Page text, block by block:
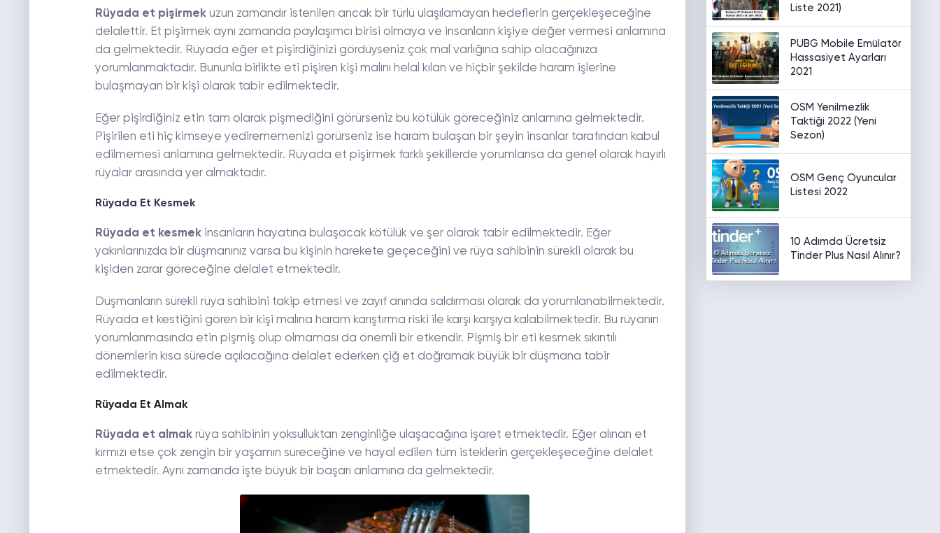
Rüyada et pişirmekuzun zamandır istenilen ancak bir türlü ulaşılamayan hedeflerin gerçekleşeceğine
delalettir. Et pişirmek aynı zamanda paylaşımcı birisi olmaya ve insanların kişiye değer vermesi anlamına
da gelmektedir. Rüyada eğer et pişirdiğinizi gördüyseniz çok mal varlığına sahip olacağınıza
yorumlanmaktadır. Bununla birlikte eti pişiren kişi malını helal kılan ve hiçbir şekilde haram işlerine
bulaşmayan bir kişi olarak tabir edilmektedir.
Eğer pişirdiğiniz etin tam olarak pişmediğini görürseniz bu kötülük göreceğiniz anlamına gelmektedir.
Pişirilen eti hiç kimseye yedirememenizi görürseniz ise haram bulaşan bir şeyin insanlar tarafından kabul
edilmemesi anlamına gelmektedir. Rüyada et pişirmek farklı şekillerde yorumlansa da genel olarak hayırlı
rüyalar arasında yer almaktadır.
Rüyada Et Kesmek
Rüyada et kesmekinsanların hayatına bulaşacak kötülük ve şer olarak tabir edilmektedir. Eğer
yakınlarınızda bir düşmanınız varsa bu kişinin harekete geçeceğini ve rüya sahibinin sürekli olarak bu
kişiden zarar göreceğine delalet etmektedir.
Düşmanların sürekli rüya sahibini takip etmesi ve zayıf anında saldırması olarak da yorumlanabilmektedir.
Rüyada et kestiğini gören bir kişi malına haram karıştırma riski ile karşı karşıya kalabilmektedir. Bu rüyanın
yorumlanmasında etin pişmiş olup olmaması da önemli bir etkendir. Pişmiş bir eti kesmek sıkıntılı
dönemlerin kısa sürede açılacağına delalet ederken çiğ et doğramak büyük bir düşmana tabir
edilmektedir.
Rüyada Et Almak
Rüyada et almakrüya sahibinin yoksulluktan zenginliğe ulaşacağına işaret etmektedir. Eğer alınan et
kırmızı etse çok zengin bir yaşamın süreceğine ve hayal edilen tüm isteklerin gerçekleşeceğine delalet
etmektedir. Aynı zamanda işte büyük bir başarı anlamına da gelmektedir.
Liste 2021)
PUBG Mobile Emülatör
Hassasiyet Ayarları
2021
OSM Yenilmezlik
Taktiği 2022 (Yeni
Sezon)
OSM Genç Oyuncular
Listesi 2022
10 Adımda Ücretsiz
Tinder Plus Nasıl Alınır?